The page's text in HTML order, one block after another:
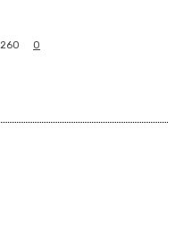
260 0